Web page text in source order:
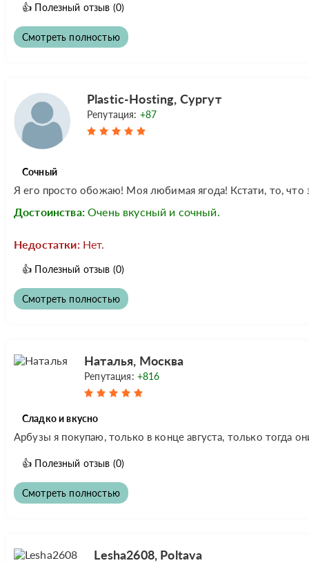
👍 Полезный отзыв (0)
Смотреть полностью
Plastic-Hosting, Сургут
Репутация: +87
Сочный
Я его просто обожаю! Моя любимая ягода! Кстати, то, что
Достоинства: Очень вкусный и сочный.
Недостатки: Нет.
👍 Полезный отзыв (0)
Смотреть полностью
Наталья, Москва
Репутация: +816
Сладко и вкусно
Арбузы я покупаю, только в конце августа, только тогда
👍 Полезный отзыв (0)
Смотреть полностью
Lesha2608, Poltava